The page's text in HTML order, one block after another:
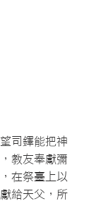
司鐸能把神
教友奉獻彌
在祭臺上以
給天父，所